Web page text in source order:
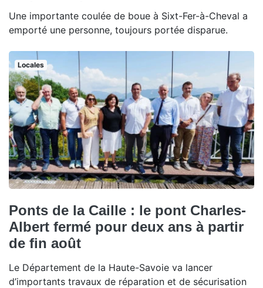
Une importante coulée de boue à Sixt-Fer-à-Cheval a
emporté une personne, toujours portée disparue.
Locales
Ponts de la Caille : le pont Charles-
Albert fermé pour deux ans à partir
de fin août
Le Département de la Haute-Savoie va lancer
d’importants travaux de réparation et de sécurisation